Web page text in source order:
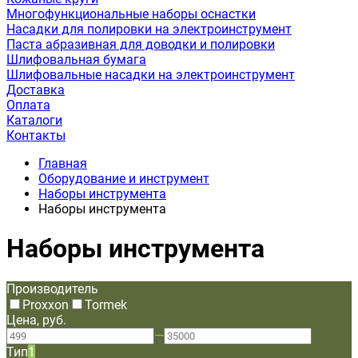
Многофункциональные наборы оснастки
Насадки для полировки на электроинструмент
Паста абразивная для доводки и полировки
Шлифовальная бумага
Шлифовальные насадки на электроинструмент
Доставка
Оплата
Каталоги
Контакты
Главная
Оборудование и инструмент
Наборы инструмента
Наборы инструмента
Наборы инструмента
Производитель
Proxxon
Tormek
Цена, руб.
—
Тип1